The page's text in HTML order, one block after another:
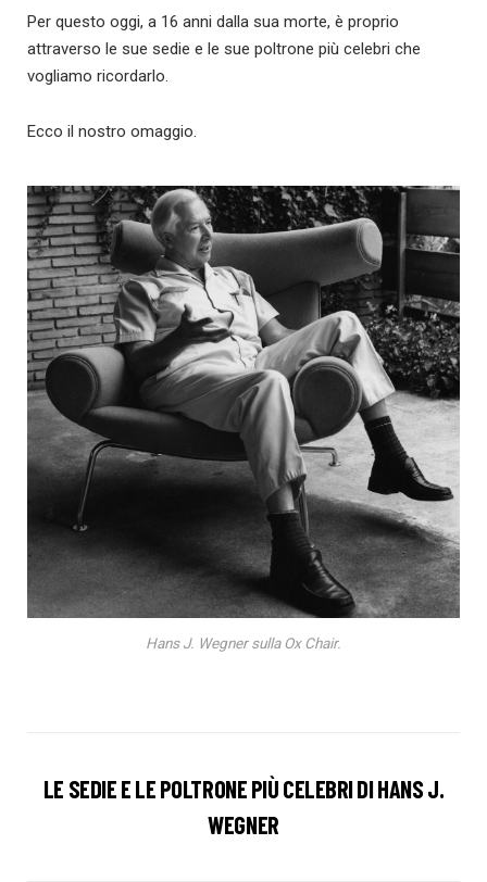
Per questo oggi, a 16 anni dalla sua morte, è proprio
attraverso le sue sedie e le sue poltrone più celebri che
vogliamo ricordarlo.
Ecco il nostro omaggio.
Hans J. Wegner sulla Ox Chair.
LE SEDIE E LE POLTRONE PIÙ CELEBRI DI HANS J.
WEGNER